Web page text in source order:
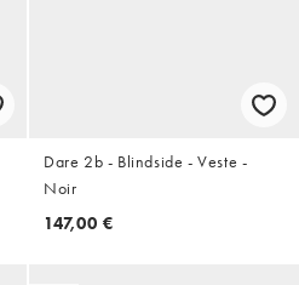
Dare 2b - Blindside - Veste -
Noir
147,00 €